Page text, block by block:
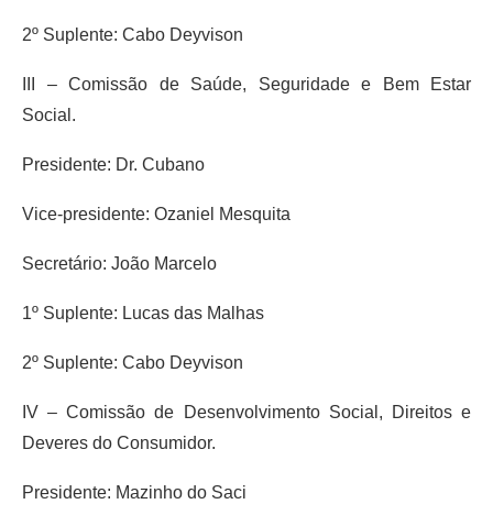
2º Suplente: Cabo Deyvison
III – Comissão de Saúde, Seguridade e Bem Estar
Social.
Presidente: Dr. Cubano
Vice-presidente: Ozaniel Mesquita
Secretário: João Marcelo
1º Suplente: Lucas das Malhas
2º Suplente: Cabo Deyvison
IV – Comissão de Desenvolvimento Social, Direitos e
Deveres do Consumidor.
Presidente: Mazinho do Saci